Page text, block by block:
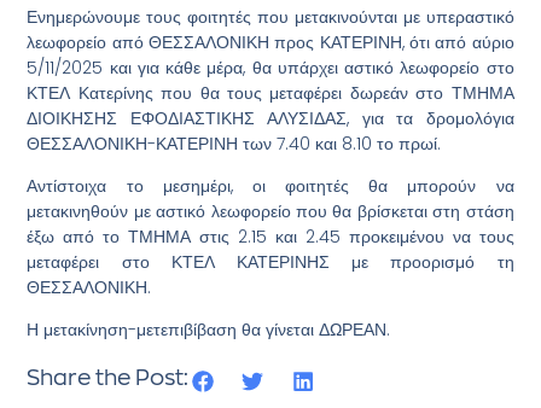
Ενημερώνουμε τους φοιτητές που μετακινούνται με υπεραστικό
λεωφορείο από ΘΕΣΣΑΛΟΝΙΚΗ προς ΚΑΤΕΡΙΝΗ, ότι από αύριο
5/11/2025 και για κάθε μέρα, θα υπάρχει αστικό λεωφορείο στο
ΚΤΕΛ Κατερίνης που θα τους μεταφέρει δωρεάν στο ΤΜΗΜΑ
ΔΙΟΙΚΗΣΗΣ ΕΦΟΔΙΑΣΤΙΚΗΣ ΑΛΥΣΙΔΑΣ, για τα δρομολόγια
ΘΕΣΣΑΛΟΝΙΚΗ-ΚΑΤΕΡΙΝΗ των 7.40 και 8.10 το πρωί.
Αντίστοιχα το μεσημέρι, οι φοιτητές θα μπορούν να
μετακινηθούν με αστικό λεωφορείο που θα βρίσκεται στη στάση
έξω από το ΤΜΗΜΑ στις 2.15 και 2.45 προκειμένου να τους
μεταφέρει στο ΚΤΕΛ ΚΑΤΕΡΙΝΗΣ με προορισμό τη
ΘΕΣΣΑΛΟΝΙΚΗ.
Η μετακίνηση-μετεπιβίβαση θα γίνεται ΔΩΡΕΑΝ.
Share the Post: